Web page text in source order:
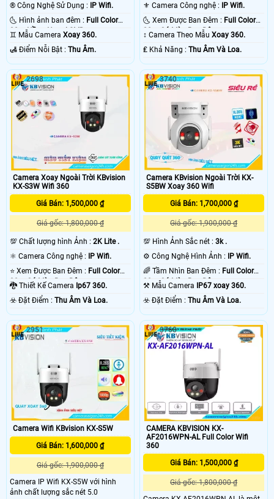
®️ Công Nghệ Sử Dụng :
IP Wifi.
🌜 Hình ảnh ban đêm : Full Color
30m Hồng Ngoại SMD.
♊ Mẫu Camera Xoay 360.
️🛃 Điểm Nỗi Bật : Thu Âm.
⚜️ Camera Công nghệ :
IP Wifi.
🌜 Xem Được Ban Đêm : Full Color
30m Có Màu Ban Ðêm.
↕️ Camera Theo MẫuXoay 360.
️₤ Khả Năng :Thu Âm Và Loa.
Camera Xoay Ngoài Trời KBvision
KX-S3W Wifi 360
Giá Bán: 1,500,000 ₫
Giá gốc: 1,800,000 ₫
💯 Chất lượng hình Ảnh : 2K Lite .
⚛️ Camera Công nghệ :
IP Wifi.
⭐ Xem Được Ban Đêm : Full Color
30m Có Màu Ban Ðêm.
🐉️ Thiết Kế Camera Ip67 360.
️☣️ Đặt Điểm : Thu Âm Và Loa.
2698
Camera KBvision Ngoài Trời KX-
S5BW Xoay 360 Wifi
Giá Bán: 1,700,000 ₫
Giá gốc: 1,900,000 ₫
💯 Hình Ảnh Sắc nét :3k .
⚙ Công Nghệ Hình Ảnh :
IP Wifi.
🌈 Tầm Nhìn Ban Đêm : Full Color
30m Có Màu Ban Ðêm.
⚒ Mẫu Camera
IP67 xoay 360.
️☣️ Đặt Điểm :Thu Âm Và Loa.
3740
Camera Wifi KBvision KX-S5W
Giá Bán: 1,600,000 ₫
Giá gốc: 1,900,000 ₫
Camera IP Wifi KX-S5W với hình
ảnh chất lượng sắc nét 5.0
2951
CAMERA KBVISION KX-
AF2016WPN-AL Full Color Wifi
360
Giá Bán: 1,500,000 ₫
Giá gốc: 1,800,000 ₫
3768